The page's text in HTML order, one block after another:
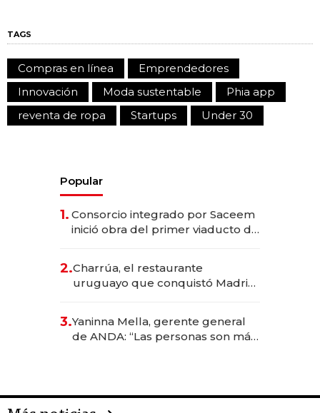
TAGS
Compras en línea
Emprendedores
Innovación
Moda sustentable
Phia app
reventa de ropa
Startups Under 30
Popular
1. Consorcio integrado por Saceem
inició obra del primer viaducto de
millones
2.Charrúa, el restaurante
uruguayo que conquistó Madrid:
anticipación y prepara apertura
3.Yaninna Mella, gerente general
de ANDA: “Las personas son más